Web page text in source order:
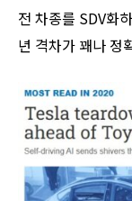
전 차종를 SDV화
년 격차가 꽤나 정